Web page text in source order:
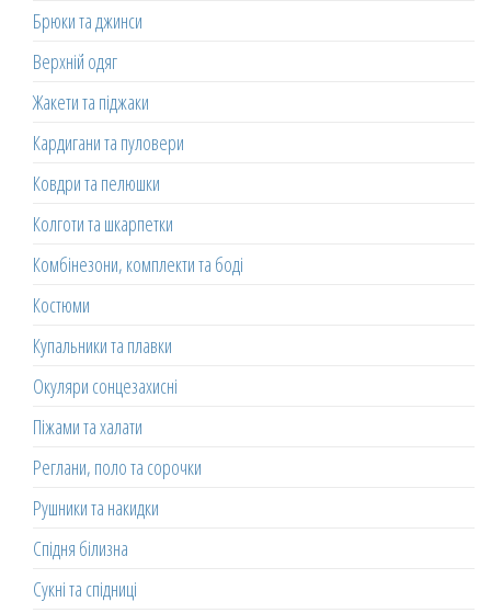
Брюки та джинси
Верхній одяг
Жакети та піджаки
Кардигани та пуловери
Ковдри та пелюшки
Колготи та шкарпетки
Комбінезони, комплекти та боді
Костюми
Купальники та плавки
Окуляри сонцезахисні
Піжами та халати
Реглани, поло та сорочки
Рушники та накидки
Спідня білизна
Сукні та спідниці